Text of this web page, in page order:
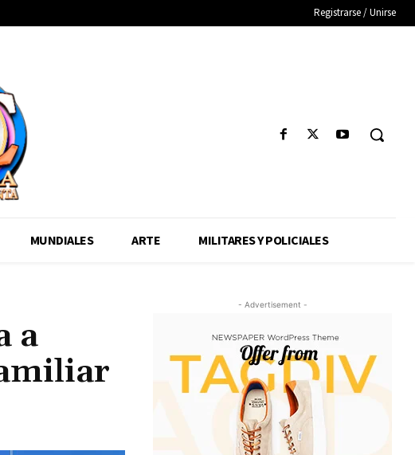
Registrarse / Unirse
MUNDIALES ARTE MILITARES Y POLICIALES
a
- Advertisement -